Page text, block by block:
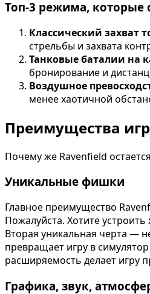
Топ-3 режима, которые
Классический захват
стрельбы и захвата
Танковые баталии на
бронирование и
Воздушное
менее хаотичной
Преимущества
Почему же Ravenfield
Уникальные фишки
Главное преимущество
Пожалуйста. Хотите
Вторая уникальная черта —
превращает игру в
расширяемость делает игру
Графика, звук,